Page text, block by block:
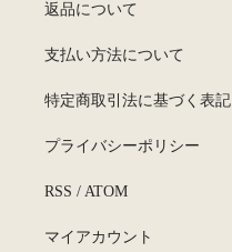
返品について
支払い方法について
特定商取引法に基づく表記
プライバシーポリシー
RSS / ATOM
マイアカウント